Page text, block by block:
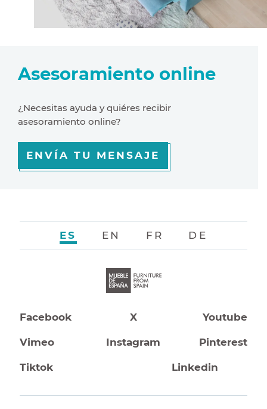
Asesoramiento online
¿Necesitas ayuda y quiéres recibir
asesoramiento online?
ENVÍA TU MENSAJE
Facebook X Youtube
Vimeo Instagram Pinterest
Tiktok Linkedin
ES EN FR DE